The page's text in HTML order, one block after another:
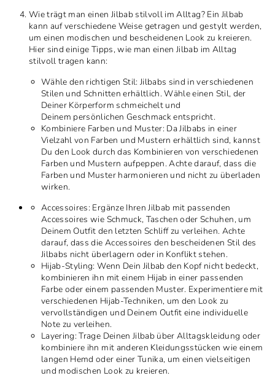
Wie trägt man einen Jilbab stilvoll im Alltag? Ein Jilbab
kann auf verschiedene Weise getragen und gestylt werden,
um einen modischen und bescheidenen Look zu kreieren.
Hier sind einige Tipps, wie man einen Jilbab im Alltag
stilvoll tragen kann:
Wähle den richtigen Stil: Jilbabs sind in verschiedenen
Stilen und Schnitten erhältlich. Wähle einen Stil, der
Deiner Körperform schmeichelt und
Deinem persönlichen Geschmack entspricht.
Kombiniere Farben und Muster: Da Jilbabs in einer
Vielzahl von Farben und Mustern erhältlich sind, kannst
Du den Look durch das Kombinieren von verschiedenen
Farben und Mustern aufpeppen. Achte darauf, dass die
Farben und Muster harmonieren und nicht zu überladen
wirken.
Accessoires: Ergänze Ihren Jilbab mit passenden
Accessoires wie Schmuck, Taschen oder Schuhen, um
Deinem Outfit den letzten Schliff zu verleihen. Achte
darauf, dass die Accessoires den bescheidenen Stil des
Jilbabs nicht überlagern oder in Konflikt stehen.
Hijab-Styling: Wenn Dein Jilbab den Kopf nicht bedeckt,
kombinieren ihn mit einem Hijab in einer passenden
Farbe oder einem passenden Muster. Experimentiere mit
verschiedenen Hijab-Techniken, um den Look zu
vervollständigen und Deinem Outfit eine individuelle
Note zu verleihen.
Layering: Trage Deinen Jilbab über Alltagskleidung oder
kombiniere ihn mit anderen Kleidungsstücken wie einem
langen Hemd oder einer Tunika, um einen vielseitigen
und modischen Look zu kreieren.